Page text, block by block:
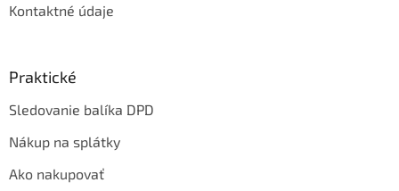
Kontaktné údaje
Praktické
Sledovanie balíka DPD
Nákup na splátky
Ako nakupovať